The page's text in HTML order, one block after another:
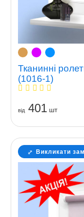
Тканинні
(1016-1)
вiд401шт
Викликати